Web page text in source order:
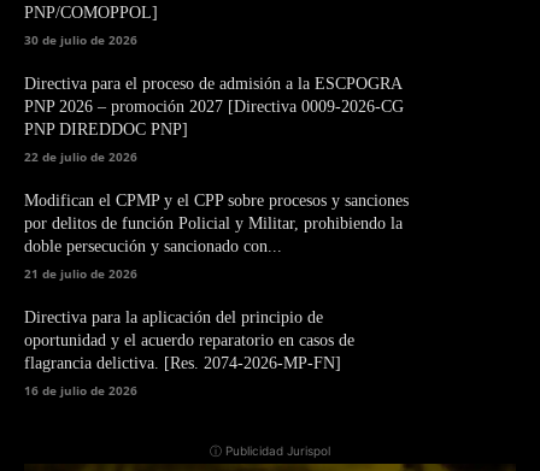
PNP/COMOPPOL]
30 de julio de 2026
Directiva para el proceso de admisión a la ESCPOGRA
PNP 2026 – promoción 2027 [Directiva 0009-2026-CG
PNP DIREDDOC PNP]
22 de julio de 2026
Modifican el CPMP y el CPP sobre procesos y sanciones
por delitos de función Policial y Militar, prohibiendo la
doble persecución y sancionado con...
21 de julio de 2026
Directiva para la aplicación del principio de
oportunidad y el acuerdo reparatorio en casos de
flagrancia delictiva. [Res. 2074-2026-MP-FN]
16 de julio de 2026
ⓘ Publicidad Jurispol